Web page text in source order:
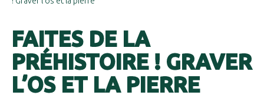
FAITES DE LA
PRÉHISTOIRE ! GRAVER
L’OS ET LA PIERRE